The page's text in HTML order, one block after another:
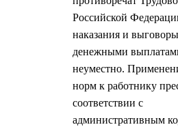
Российской
наказания и выговоры
денежными
неуместно.
норм к работнику
соответствии с
административным